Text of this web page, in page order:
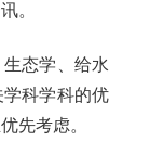
。
态学、给水
科学科的优
先考虑。